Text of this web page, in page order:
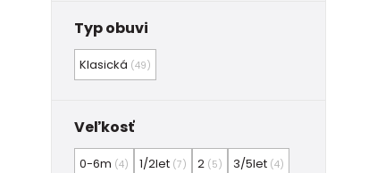
Typ obuvi
Klasická (49)
Veľkosť
0-6m (4) 1/2let (7) 2 (5) 3/5let (4)